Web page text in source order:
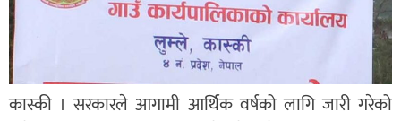
कास्की । सरकारले आगामी आर्थिक वर्षको लागि जारी गरेको